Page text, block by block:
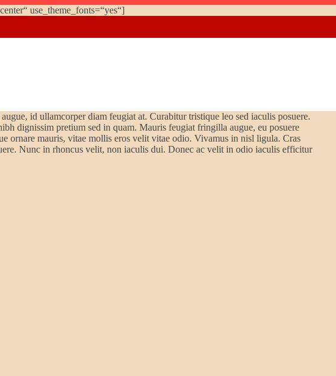
use_theme_fonts=“yes“]
id ullamcorper diam feugiat at. Curabitur tristique leo sed iaculis posuere.
dignissim pretium sed in quam. Mauris feugiat fringilla augue, eu posuere
ornare mauris, vitae mollis eros velit vitae odio. Vivamus in nisl ligula. Cras
Nunc in rhoncus velit, non iaculis dui. Donec ac velit in odio iaculis efficitur